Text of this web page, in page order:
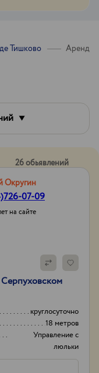
Тишково Аренда
26 обьявлений
Округин
07-09
на сайте
круглосуточно
18 метров
Управление с
люльки
Колесная